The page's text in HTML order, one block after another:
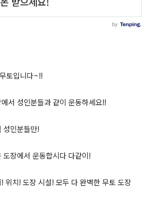
토입니다~!!
서 성인분들과 같이 운동하세요!!
성인분들만!
도장에서 운동합시다 다같이!
위치! 도장 시설! 모두 다 완벽한 무토 도장